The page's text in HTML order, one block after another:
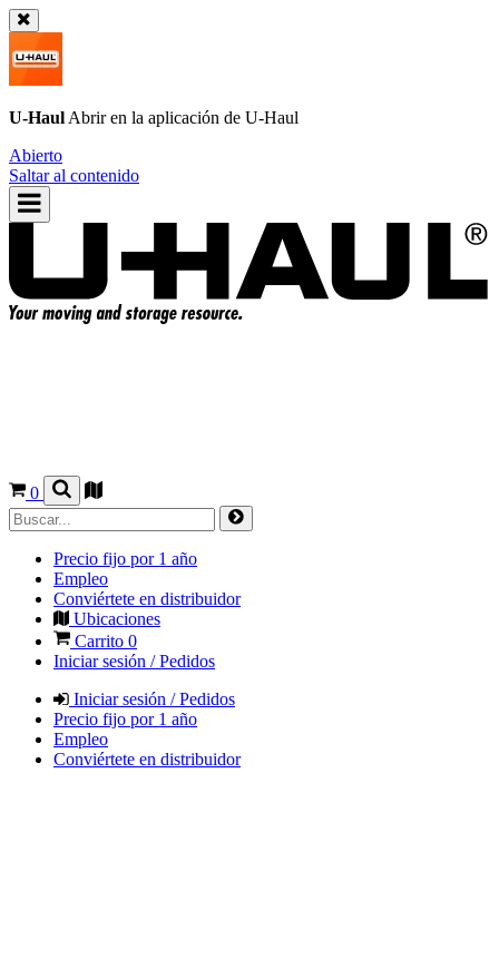
U-Haul Abrir en la aplicación de U-Haul
Abierto
Saltar al contenido
0
Precio fijo por 1 año
Empleo
Conviértete en distribuidor
Ubicaciones
Carrito 0
Iniciar sesión / Pedidos
Iniciar sesión / Pedidos
Precio fijo por 1 año
Empleo
Conviértete en distribuidor